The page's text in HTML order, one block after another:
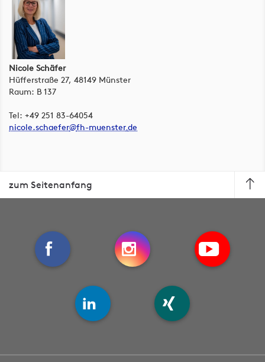
Nicole Schäfer
Hüfferstraße 27, 48149 Münster
Raum: B 137
Tel: +49 251 83-64054
nicole.schaefer
fh-muensterde
zum Seitenanfang